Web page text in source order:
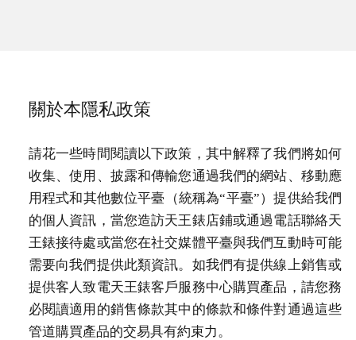
關於本隱私政策
請花一些時間閱讀以下政策，其中解釋了我們將如何
收集、使用、披露和傳輸您通過我們的網站、移動應
用程式和其他數位平臺（統稱為“平臺”）提供給我們
的個人資訊，當您造訪天王錶店鋪或通過電話聯絡天
王錶接待處或當您在社交媒體平臺與我們互動時可能
需要向我們提供此類資訊。如我們有提供線上銷售或
提供客人致電天王錶客戶服務中心購買產品，請您務
必閱讀適用的銷售條款其中的條款和條件對通過這些
管道購買產品的交易具有約束力。